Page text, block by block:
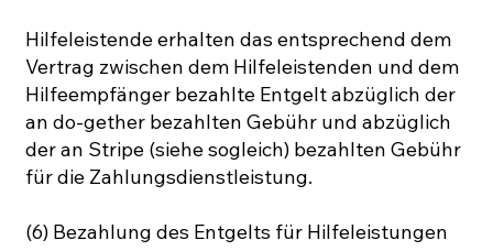
Hilfeleistende erhalten das entsprechend dem
Vertrag zwischen dem Hilfeleistenden und dem
Hilfeempfänger bezahlte Entgelt abzüglich der
an do-gether bezahlten Gebühr und abzüglich
der an Stripe (siehe sogleich) bezahlten Gebühr
für die Zahlungsdienstleistung.
(6) Bezahlung des Entgelts für Hilfeleistungen